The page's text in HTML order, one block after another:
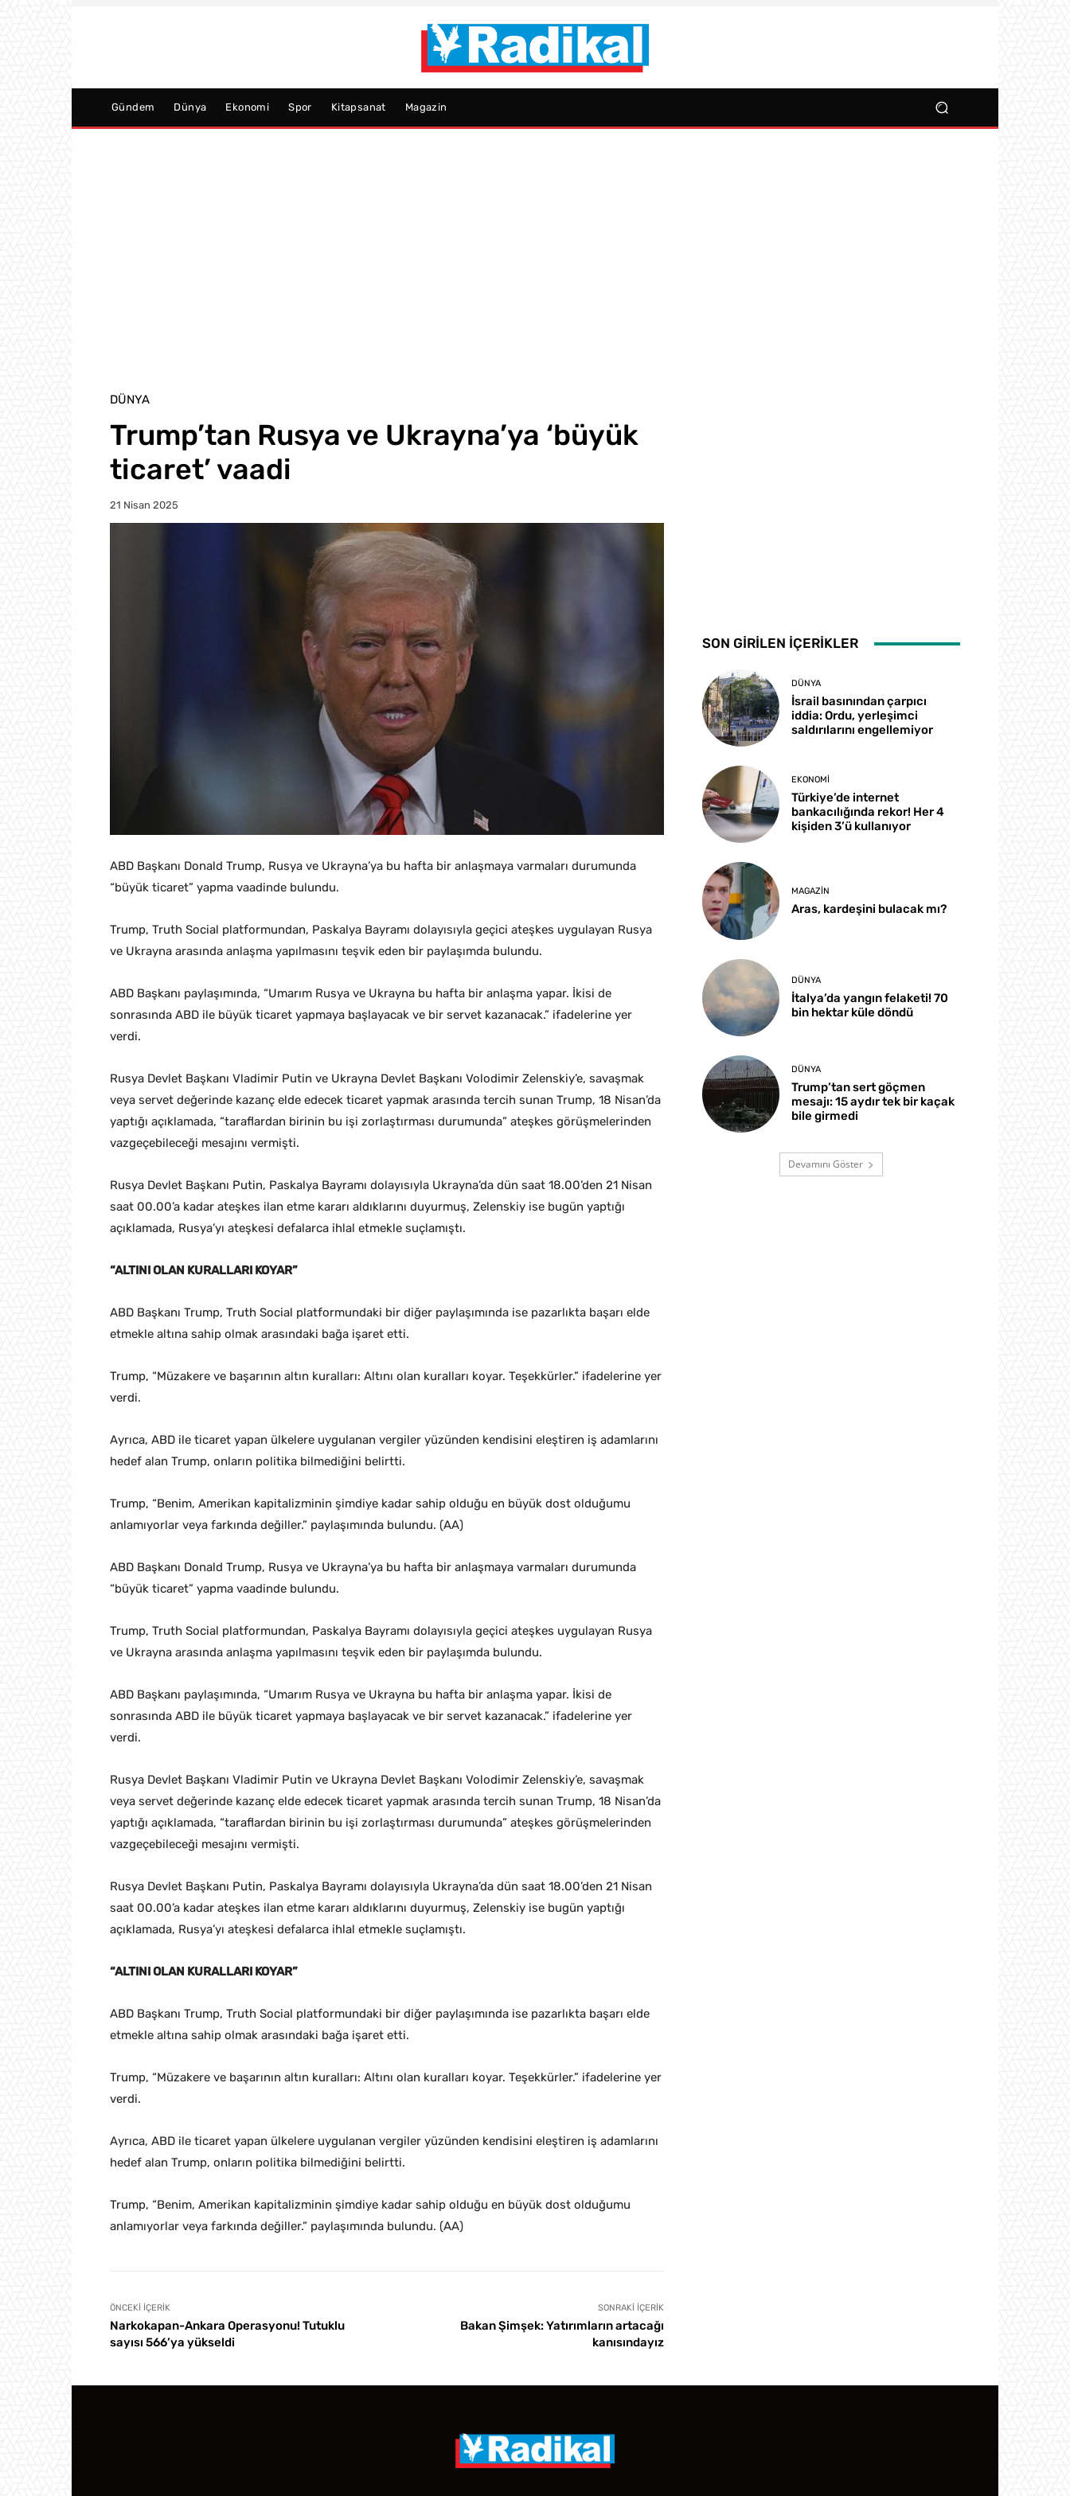
Gündem Dünya Ekonomi Spor Kitapsanat Magazin
DÜNYA
Trump’tan Rusya ve Ukrayna’ya ‘büyük
ticaret’ vaadi
21 Nisan 2025
ABD Başkanı Donald Trump, Rusya ve Ukrayna’ya bu hafta bir anlaşmaya varmaları durumunda
“büyük ticaret” yapma vaadinde bulundu.
Trump, Truth Social platformundan, Paskalya Bayramı dolayısıyla geçici ateşkes uygulayan Rusya
ve Ukrayna arasında anlaşma yapılmasını teşvik eden bir paylaşımda bulundu.
ABD Başkanı paylaşımında, “Umarım Rusya ve Ukrayna bu hafta bir anlaşma yapar. İkisi de
sonrasında ABD ile büyük ticaret yapmaya başlayacak ve bir servet kazanacak.” ifadelerine yer
verdi.
Rusya Devlet Başkanı Vladimir Putin ve Ukrayna Devlet Başkanı Volodimir Zelenskiy’e, savaşmak
veya servet değerinde kazanç elde edecek ticaret yapmak arasında tercih sunan Trump, 18 Nisan’da
yaptığı açıklamada, “taraflardan birinin bu işi zorlaştırması durumunda” ateşkes görüşmelerinden
vazgeçebileceği mesajını vermişti.
Rusya Devlet Başkanı Putin, Paskalya Bayramı dolayısıyla Ukrayna’da dün saat 18.00’den 21 Nisan
saat 00.00’a kadar ateşkes ilan etme kararı aldıklarını duyurmuş, Zelenskiy ise bugün yaptığı
açıklamada, Rusya’yı ateşkesi defalarca ihlal etmekle suçlamıştı.
“ALTINI OLAN KURALLARI KOYAR”
ABD Başkanı Trump, Truth Social platformundaki bir diğer paylaşımında ise pazarlıkta başarı elde
etmekle altına sahip olmak arasındaki bağa işaret etti.
Trump, “Müzakere ve başarının altın kuralları: Altını olan kuralları koyar. Teşekkürler.” ifadelerine yer
verdi.
Ayrıca, ABD ile ticaret yapan ülkelere uygulanan vergiler yüzünden kendisini eleştiren iş adamlarını
hedef alan Trump, onların politika bilmediğini belirtti.
Trump, “Benim, Amerikan kapitalizminin şimdiye kadar sahip olduğu en büyük dost olduğumu
anlamıyorlar veya farkında değiller.” paylaşımında bulundu. (AA)
ABD Başkanı Donald Trump, Rusya ve Ukrayna’ya bu hafta bir anlaşmaya varmaları durumunda
“büyük ticaret” yapma vaadinde bulundu.
Trump, Truth Social platformundan, Paskalya Bayramı dolayısıyla geçici ateşkes uygulayan Rusya
ve Ukrayna arasında anlaşma yapılmasını teşvik eden bir paylaşımda bulundu.
ABD Başkanı paylaşımında, “Umarım Rusya ve Ukrayna bu hafta bir anlaşma yapar. İkisi de
sonrasında ABD ile büyük ticaret yapmaya başlayacak ve bir servet kazanacak.” ifadelerine yer
verdi.
Rusya Devlet Başkanı Vladimir Putin ve Ukrayna Devlet Başkanı Volodimir Zelenskiy’e, savaşmak
veya servet değerinde kazanç elde edecek ticaret yapmak arasında tercih sunan Trump, 18 Nisan’da
yaptığı açıklamada, “taraflardan birinin bu işi zorlaştırması durumunda” ateşkes görüşmelerinden
vazgeçebileceği mesajını vermişti.
Rusya Devlet Başkanı Putin, Paskalya Bayramı dolayısıyla Ukrayna’da dün saat 18.00’den 21 Nisan
saat 00.00’a kadar ateşkes ilan etme kararı aldıklarını duyurmuş, Zelenskiy ise bugün yaptığı
açıklamada, Rusya’yı ateşkesi defalarca ihlal etmekle suçlamıştı.
“ALTINI OLAN KURALLARI KOYAR”
ABD Başkanı Trump, Truth Social platformundaki bir diğer paylaşımında ise pazarlıkta başarı elde
etmekle altına sahip olmak arasındaki bağa işaret etti.
Trump, “Müzakere ve başarının altın kuralları: Altını olan kuralları koyar. Teşekkürler.” ifadelerine yer
verdi.
Ayrıca, ABD ile ticaret yapan ülkelere uygulanan vergiler yüzünden kendisini eleştiren iş adamlarını
hedef alan Trump, onların politika bilmediğini belirtti.
Trump, “Benim, Amerikan kapitalizminin şimdiye kadar sahip olduğu en büyük dost olduğumu
anlamıyorlar veya farkında değiller.” paylaşımında bulundu. (AA)
ÖNCEKI İÇERIK
Narkokapan-Ankara Operasyonu! Tutuklu
sayısı 566’ya yükseldi
SONRAKI İÇERIK
Bakan Şimşek: Yatırımların artacağı
kanısındayız
SON GİRİLEN İÇERİKLER
DÜNYA
İsrail basınından çarpıcı
iddia: Ordu, yerleşimci
saldırılarını engellemiyor
EKONOMI
Türkiye’de internet
bankacılığında rekor! Her 4
kişiden 3’ü kullanıyor
MAGAZIN
Aras, kardeşini bulacak mı?
DÜNYA
İtalya’da yangın felaketi! 70
bin hektar küle döndü
DÜNYA
Trump’tan sert göçmen
mesajı: 15 aydır tek bir kaçak
bile girmedi
Devamını Göster